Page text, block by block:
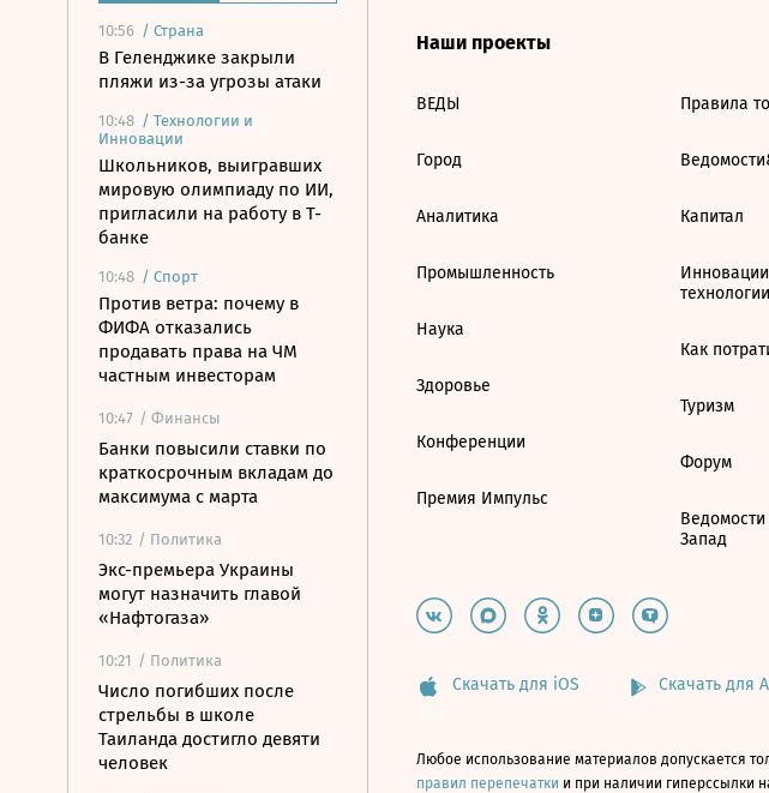
10:56 / Страна
В Геленджике закрыли
пляжи из-за угрозы атаки
10:48 / Технологии и
Инновации
Школьников, выигравших
мировую олимпиаду по ИИ,
пригласили на работу в Т-
банке
10:48 / Спорт
Против ветра: почему в
ФИФА отказались
продавать права на ЧМ
частным инвесторам
10:47 / Финансы
Банки повысили ставки по
краткосрочным вкладам до
максимума с марта
10:32 / Политика
Экс-премьера Украины
могут назначить главой
«Нафтогаза»
10:21 / Политика
Число погибших после
стрельбы в школе
Таиланда достигло девяти
человек
Наши проекты
ВЕДЫ
Город
Аналитика
Промышленность
Наука
Здоровье
Конференции
Премия Импульс
Правила
Капитал
технологии
Как
Туризм
Форум
Запад
Скачать для iOS Скачать для
Любое использование материалов допускается
правил перепечатки и при наличии гиперссылки